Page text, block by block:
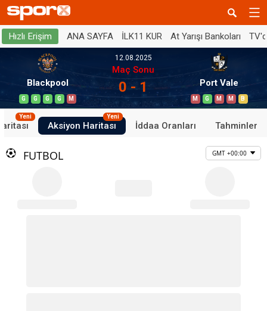
Hızlı Erişim ANA SAYFA İLK11 KUR At Yarışı Bankoları
Blackpool
G G G G M
12.08.2025
Maç Sonu
0 - 1 Port Vale
M G M M B
Yeni
Aksiyon Haritası
Yeni
İddaa Oranları Tahminler
FUTBOL GMT +00:00